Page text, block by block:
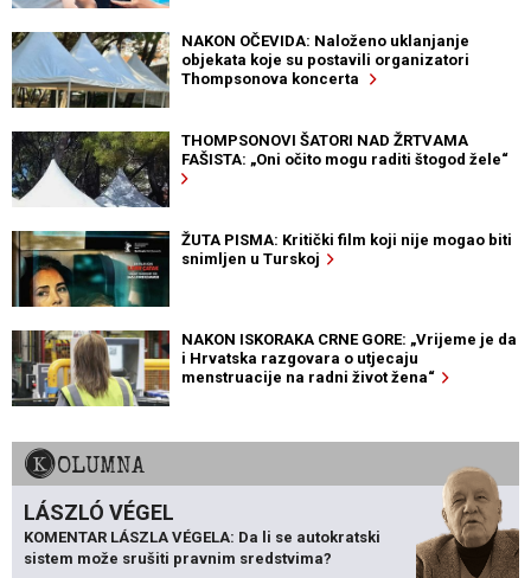
NAKON OČEVIDA: Naloženo uklanjanje
objekata koje su postavili organizatori
Thompsonova koncerta
THOMPSONOVI ŠATORI NAD ŽRTVAMA
FAŠISTA: „Oni očito mogu raditi štogod žele“
ŽUTA PISMA: Kritički film koji nije mogao biti
snimljen u Turskoj
NAKON ISKORAKA CRNE GORE: „Vrijeme je da
i Hrvatska razgovara o utjecaju
menstruacije na radni život žena“
KOLUMNA
LÁSZLÓ VÉGEL
KOMENTAR LÁSZLA VÉGELA: Da li se autokratski
sistem može srušiti pravnim sredstvima?